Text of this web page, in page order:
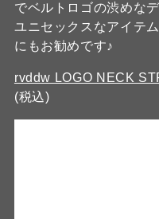
でベルトロゴの渋めな
ユニセックスなアイテ
にもお勧めです♪
rvddw LOGO NECK
(税込)